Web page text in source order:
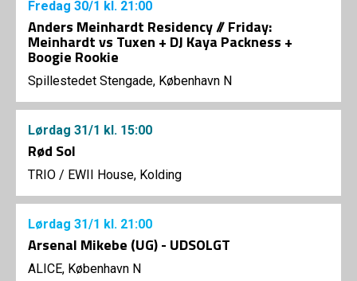
Fredag 30/1 kl. 21:00
Anders Meinhardt Residency // Friday:
Meinhardt vs Tuxen + DJ Kaya Packness +
Boogie Rookie
Spillestedet Stengade, København N
Lørdag 31/1 kl. 15:00
Rød Sol
TRIO / EWII House, Kolding
Lørdag 31/1 kl. 21:00
Arsenal Mikebe (UG) - UDSOLGT
ALICE, København N